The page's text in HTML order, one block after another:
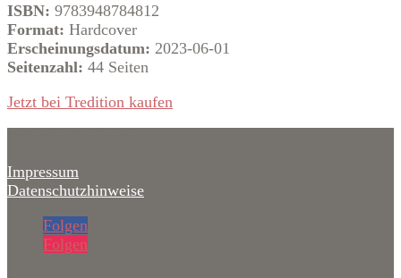
ISBN: 9783948784812
Format: Hardcover
Erscheinungsdatum: 2023-06-01
Seitenzahl: 44 Seiten
Jetzt bei Tredition kaufen
Impressum
Datenschutzhinweise
Folgen
Folgen